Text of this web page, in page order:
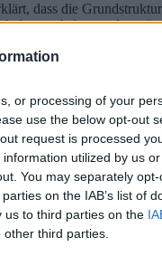
or processing of your
use the below opt-out
request is processed
utilized by us
You may separately
on the IAB’s list of
us to third parties on the
third parties.
dass die
zu haben und
und dass auch andere
dass Kameras
Nach der
wir im zweiten Teil